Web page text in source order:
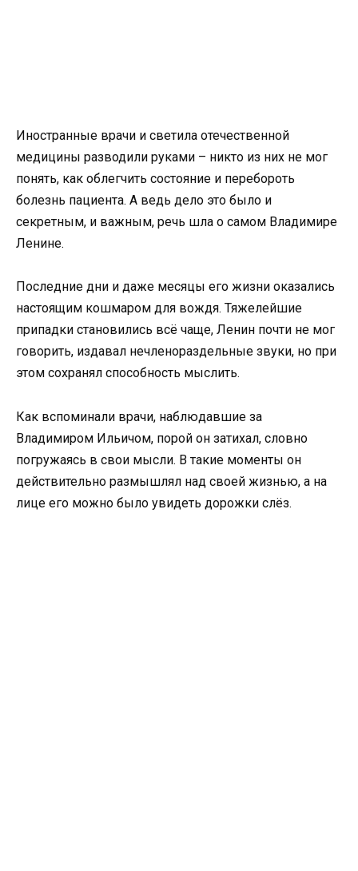
Иностранные врачи и светила отечественной
медицины разводили руками – никто из них не мог
понять, как облегчить состояние и перебороть
болезнь пациента. А ведь дело это было и
секретным, и важным, речь шла о самом Владимире
Ленине.
Последние дни и даже месяцы его жизни оказались
настоящим кошмаром для вождя. Тяжелейшие
припадки становились всё чаще, Ленин почти не мог
говорить, издавал нечленораздельные звуки, но при
этом сохранял способность мыслить.
Как вспоминали врачи, наблюдавшие за
Владимиром Ильичом, порой он затихал, словно
погружаясь в свои мысли. В такие моменты он
действительно размышлял над своей жизнью, а на
лице его можно было увидеть дорожки слёз.